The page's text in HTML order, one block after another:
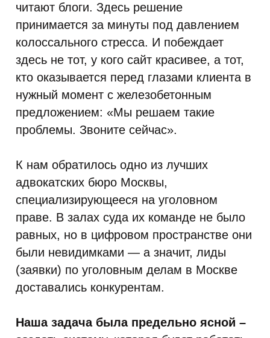
читают блоги. Здесь решение
принимается за минуты под давлением
колоссального стресса. И побеждает
здесь не тот, у кого сайт красивее, а тот,
кто оказывается перед глазами клиента в
нужный момент с железобетонным
предложением: «Мы решаем такие
проблемы. Звоните сейчас».
К нам обратилось одно из лучших
адвокатских бюро Москвы,
специализирующееся на уголовном
праве. В залах суда их команде не было
равных, но в цифровом пространстве они
были невидимками — а значит, лиды
(заявки) по уголовным делам в Москве
доставались конкурентам.
Наша задача была предельно ясной –